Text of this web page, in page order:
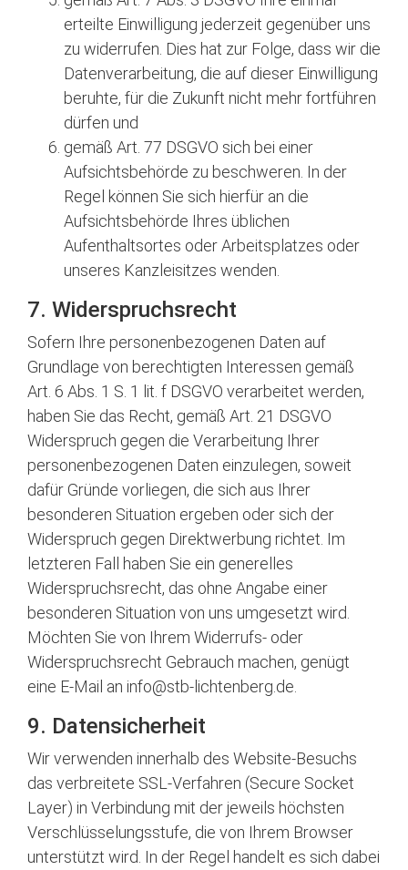
erteilte Einwilligung jederzeit gegenüber uns
zu widerrufen. Dies hat zur Folge, dass wir die
Datenverarbeitung, die auf dieser Einwilligung
beruhte, für die Zukunft nicht mehr fortführen
dürfen und
gemäß Art. 77 DSGVO sich bei einer
Aufsichtsbehörde zu beschweren. In der
Regel können Sie sich hierfür an die
Aufsichtsbehörde Ihres üblichen
Aufenthaltsortes oder Arbeitsplatzes oder
unseres Kanzleisitzes wenden.
7. Widerspruchsrecht
Sofern Ihre personenbezogenen Daten auf
Grundlage von berechtigten Interessen gemäß
Art. 6 Abs. 1 S. 1 lit. f DSGVO verarbeitet werden,
haben Sie das Recht, gemäß Art. 21 DSGVO
Widerspruch gegen die Verarbeitung Ihrer
personenbezogenen Daten einzulegen, soweit
dafür Gründe vorliegen, die sich aus Ihrer
besonderen Situation ergeben oder sich der
Widerspruch gegen Direktwerbung richtet. Im
letzteren Fall haben Sie ein generelles
Widerspruchsrecht, das ohne Angabe einer
besonderen Situation von uns umgesetzt wird.
Möchten Sie von Ihrem Widerrufs- oder
Widerspruchsrecht Gebrauch machen, genügt
eine E-Mail an info@stb-lichtenberg.de
9. Datensicherheit
Wir verwenden innerhalb des Website-Besuchs
das verbreitete SSL-Verfahren (Secure Socket
Layer) in Verbindung mit der jeweils höchsten
Verschlüsselungsstufe, die von Ihrem Browser
unterstützt wird. In der Regel handelt es sich dabei